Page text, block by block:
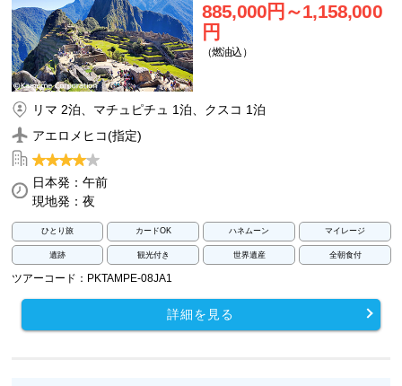
885,000円～1,158,000
円
（燃油込）
リマ 2泊、マチュピチュ 1泊、クスコ 1泊
アエロメヒコ(指定)
日本発：午前
現地発：夜
ひとり旅 カードOK ハネムーン マイレージ
遺跡 観光付き 世界遺産 全朝食付
ツアーコード：PKTAMPE-08JA1
詳細を見る